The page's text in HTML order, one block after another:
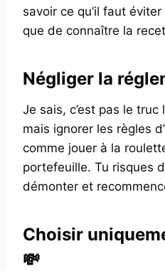
savoir ce qu’il faut
que de connaître la
Négliger la
Je sais, c’est pas le
mais ignorer les règles
comme jouer à la
portefeuille. Tu risques
démonter et
Choisir
💸